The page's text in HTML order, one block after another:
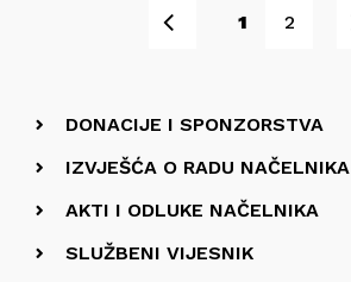
1 2
DONACIJE I SPONZORSTVA
IZVJEŠĆA O RADU NAČELNIKA
AKTI I ODLUKE NAČELNIKA
SLUŽBENI VIJESNIK